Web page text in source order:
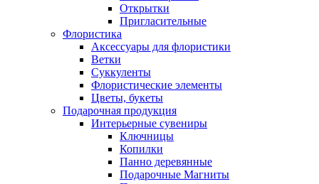
Открытки
Пригласительные
Флористика
Аксессуары для флористики
Ветки
Суккуленты
Флористические элементы
Цветы, букеты
Подарочная продукция
Интерьерные сувениры
Ключницы
Копилки
Панно деревянные
Подарочные Магниты